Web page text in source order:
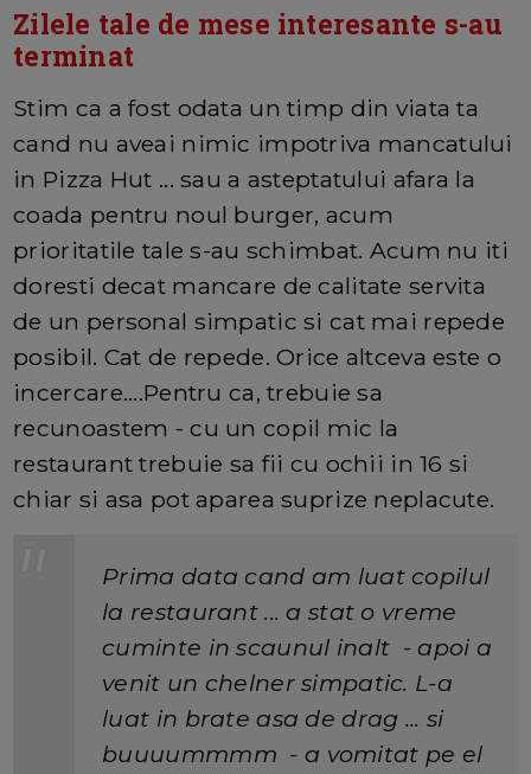
Zilele tale de mese interesante s-au
terminat
Stim ca a fost odata un timp din viata ta
cand nu aveai nimic impotriva mancatului
in Pizza Hut ... sau a asteptatului afara la
coada pentru noul burger, acum
prioritatile tale s-au schimbat. Acum nu iti
doresti decat mancare de calitate servita
de un personal simpatic si cat mai repede
posibil. Cat de repede. Orice altceva este o
incercare....Pentru ca, trebuie sa
recunoastem - cu un copil mic la
restaurant trebuie sa fii cu ochii in 16 si
chiar si asa pot aparea suprize neplacute.
Prima data cand am luat copilul
la restaurant ... a stat o vreme
cuminte in scaunul inalt - apoi a
venit un chelner simpatic. L-a
luat in brate asa de drag ... si
buuuummmm - a vomitat pe el